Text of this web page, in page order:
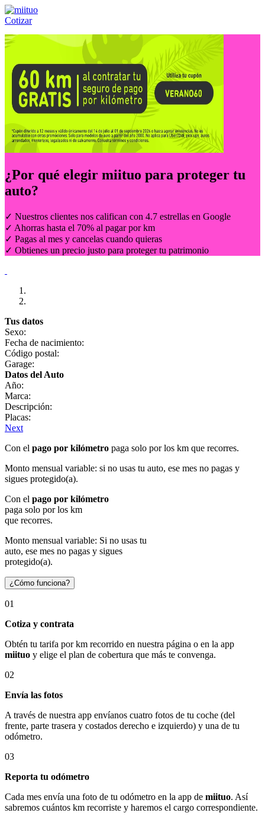
Cotizar
Llámanos al:(55) 84-21-05-00 ó
¿Por qué elegir miituo para proteger tu
auto?
✓ Nuestros clientes nos califican con 4.7 estrellas en Google
✓ Ahorras hasta el 70% al pagar por km
✓ Pagas al mes y cancelas cuando quieras
✓ Obtienes un precio justo para proteger tu patrimonio
Tus datos
Sexo:
Fecha de nacimiento:
Código postal:
Garage:
Datos del Auto
Año:
Marca:
Descripción:
Placas:
Next
Con el pago por kilómetro paga solo por los km que recorres.
Monto mensual variable: si no usas tu auto, ese mes no pagas y
sigues protegido(a).
Con el pago por kilómetro
paga solo por los km
que recorres.
Monto mensual variable: Si no usas tu
auto, ese mes no pagas y sigues
protegido(a).
¿Cómo funciona?
01
Cotiza y contrata
Obtén tu tarifa por km recorrido en nuestra página o en la app
miituo y elige el plan de cobertura que más te convenga.
02
Envía las fotos
A través de nuestra app envíanos cuatro fotos de tu coche (del
frente, parte trasera y costados derecho e izquierdo) y una de tu
odómetro.
03
Reporta tu odómetro
Cada mes envía una foto de tu odómetro en la app de miituo. Así
sabremos cuántos km recorriste y haremos el cargo correspondiente.